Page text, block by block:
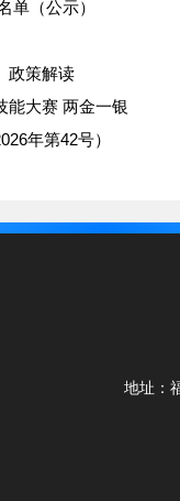
单（公示）
政策解读
能大赛 两金一银
年第42号）
地址：